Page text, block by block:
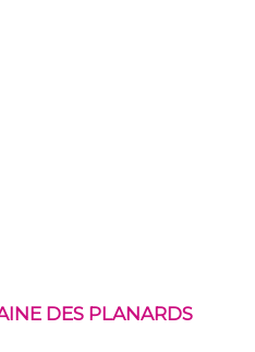
DES PLANARDS